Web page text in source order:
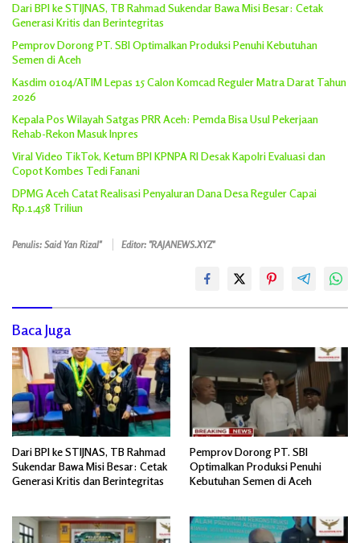
Dari BPI ke STIJNAS, TB Rahmad Sukendar Bawa Misi Besar: Cetak
Generasi Kritis dan Berintegritas
Pemprov Dorong PT. SBI Optimalkan Produksi Penuhi Kebutuhan
Semen di Aceh
Kasdim 0104/ATIM Lepas 15 Calon Komcad Reguler Matra Darat Tahun
2026
Kepala Pos Wilayah Satgas PRR Aceh: Pemda Bisa Usul Pekerjaan
Rehab-Rekon Masuk Inpres
Viral Video TikTok, Ketum BPI KPNPA RI Desak Kapolri Evaluasi dan
Copot Kombes Tedi Fanani
DPMG Aceh Catat Realisasi Penyaluran Dana Desa Reguler Capai
Rp.1,458 Triliun
Penulis: Said Yan Rizal" Editor: "RAJANEWS.XYZ"
Baca Juga
Dari BPI ke STIJNAS, TB Rahmad
Sukendar Bawa Misi Besar: Cetak
Generasi Kritis dan Berintegritas
Pemprov Dorong PT. SBI
Optimalkan Produksi Penuhi
Kebutuhan Semen di Aceh